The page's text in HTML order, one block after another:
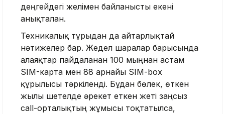
деңгейдегі желімен байланысты екені
анықталған.
Техникалық тұрғыдан да айтарлықтай
нәтижелер бар. Жедел шаралар барысында
алаяқтар пайдаланған 100 мыңнан астам
SIM-карта мен 88 арнайы SIM-box
құрылғысы тәркіленді. Бұдан бөлек, өткен
жылы шетелде әрекет еткен жеті заңсыз
call-орталықтың жұмысы тоқтатылса,